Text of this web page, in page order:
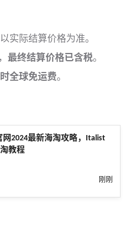
实际结算价格为准。
最终结算价格已含税。
全球免运费。
网2024最新海淘攻略，Italist
教程
刚刚